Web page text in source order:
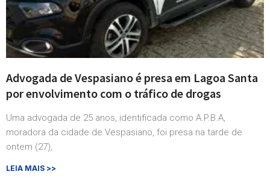
Advogada de Vespasiano é presa em Lagoa Santa
por envolvimento com o tráfico de drogas
Uma advogada de 25 anos, identificada como A.P.B.A,
moradora da cidade de Vespasiano, foi presa na tarde de
ontem (27),
LEIA MAIS >>